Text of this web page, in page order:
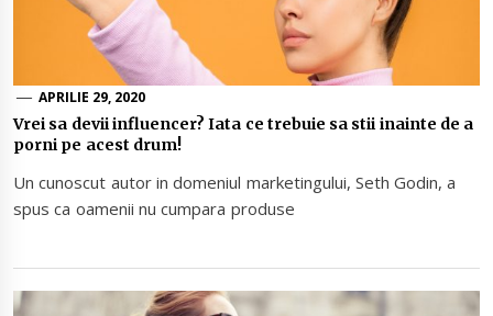
APRILIE 29, 2020
Vrei sa devii influencer? Iata ce trebuie sa stii inainte de a
porni pe acest drum!
Un cunoscut autor in domeniul marketingului, Seth Godin, a
spus ca oamenii nu cumpara produse